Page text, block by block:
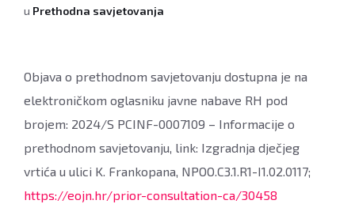
u Prethodna savjetovanja
Objava o prethodnom savjetovanju dostupna je na
elektroničkom oglasniku javne nabave RH pod
brojem: 2024/S PCINF-0007109 – Informacije o
prethodnom savjetovanju, link: Izgradnja dječjeg
vrtića u ulici K. Frankopana, NPOO.C3.1.R1-I1.02.0117;
https://eojn.hr/prior-consultation-ca/30458